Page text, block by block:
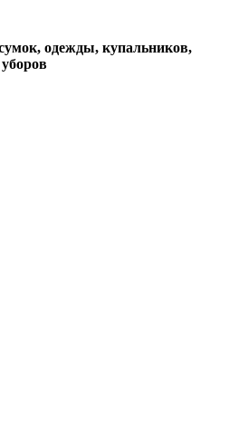
одежды, купальников,